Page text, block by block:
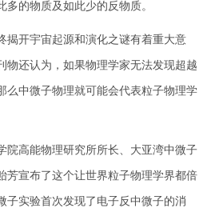
的物质及如此少的反物质。
开宇宙起源和演化之谜有着重大意
物还认为，如果物理学家无法发现超越
么中微子物理就可能会代表粒子物理学
高能物理研究所所长、大亚湾中微子
芳宣布了这个让世界粒子物理学界都倍
子实验首次发现了电子反中微子的消